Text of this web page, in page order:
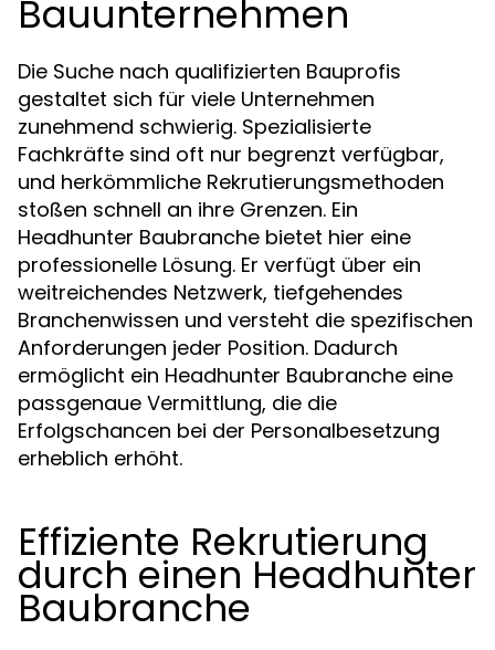
Bauunternehmen
Die Suche nach qualifizierten Bauprofis
gestaltet sich für viele Unternehmen
zunehmend schwierig. Spezialisierte
Fachkräfte sind oft nur begrenzt verfügbar,
und herkömmliche Rekrutierungsmethoden
stoßen schnell an ihre Grenzen. Ein
Headhunter Baubranche bietet hier eine
professionelle Lösung. Er verfügt über ein
weitreichendes Netzwerk, tiefgehendes
Branchenwissen und versteht die spezifischen
Anforderungen jeder Position. Dadurch
ermöglicht ein Headhunter Baubranche eine
passgenaue Vermittlung, die die
Erfolgschancen bei der Personalbesetzung
erheblich erhöht.
Effiziente Rekrutierung
durch einen Headhunter
Baubranche